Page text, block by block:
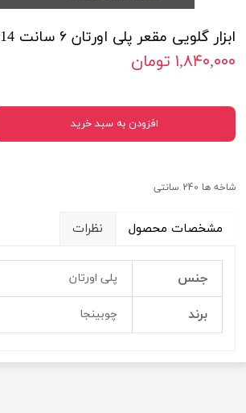
ابزار گلویی مقعر پلی اورتان ۶ سانت CM-414
۱,۸۴۰,۰۰۰ تومان
شاخه ها 240 سانتی
افزودن به سبد خرید
مشخصات محصول نظرات
جنس پلی اورتان
برند چوبینجا